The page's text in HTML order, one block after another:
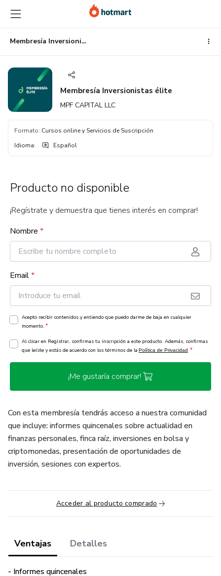
contenido
principal
la
página
de
pie
página
Membresía Inversionistas élite
Membresía Inversionistas élite
MPF CAPITAL LLC
Formato: Cursos online y Servicios de Suscripción
Idioma: Español
Producto no disponible
¡Regístrate y demuestra que tienes interés en comprar!
Nombre *
Email*
Acepto recibir contenidos y entiendo que puedo darme de baja en cualquier
momento. *
Al clicar en Registrar, confirmas tu inscripción a este producto. Además, confirmas
que leíste y estás de acuerdo con los términos de la Política de Privacidad *
¡Me gustaría comprar!
Con esta membresía tendrás acceso a nuestra comunidad
que incluye: informes quincenales sobre actualidad en
finanzas personales, finca raíz, inversiones en bolsa y
criptomonedas, presentación de oportunidades de
inversión, sesiones con expertos.
Acceder al producto comprado
Ventajas Detalles
- Informes quincenales